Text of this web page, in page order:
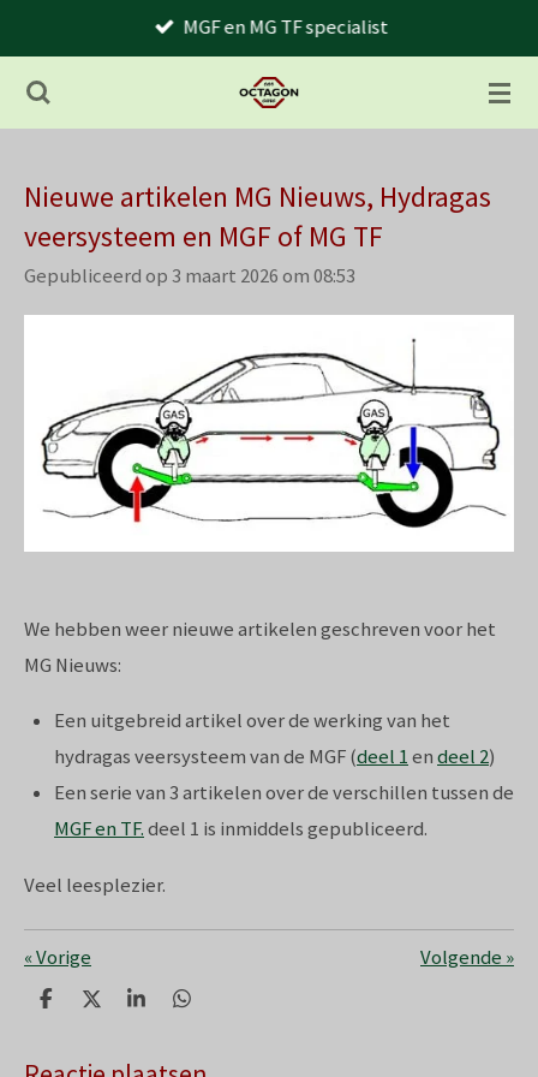
direct
naar
de
MGF en MG TF specialist
Nieuwe artikelen MG Nieuws, Hydragas
veersysteem en MGF of MG TF
Gepubliceerd op 3 maart 2026 om 08:53
We hebben weer nieuwe artikelen geschreven voor het
MG Nieuws:
Een uitgebreid artikel over de werking van het
hydragas veersysteem van de MGF (deel 1endeel 2)
Een serie van 3 artikelen over de verschillen tussen de
MGF en TF.deel 1 is inmiddels gepubliceerd.
Veel leesplezier.
«Vorige Volgende »
D
e
D
l
S
r
D
e